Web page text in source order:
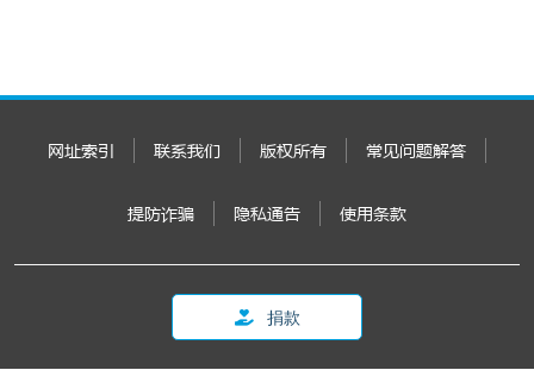
网址索引 联系我们 版权所有 常见问题解答
提防诈骗 隐私通告 使用条款
捐款